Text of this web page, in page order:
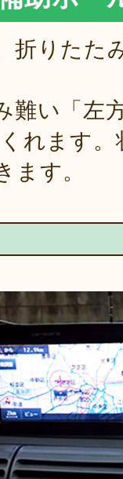
折りたた
難い「左
くれます
ます。